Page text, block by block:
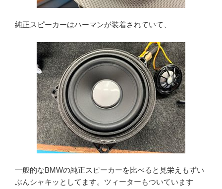
純正スピーカーはハーマンが装着されていて、
一般的なBMWの純正スピーカーを比べると見栄えもずい
ぶんシャキッとしてます。ツィーターもついています